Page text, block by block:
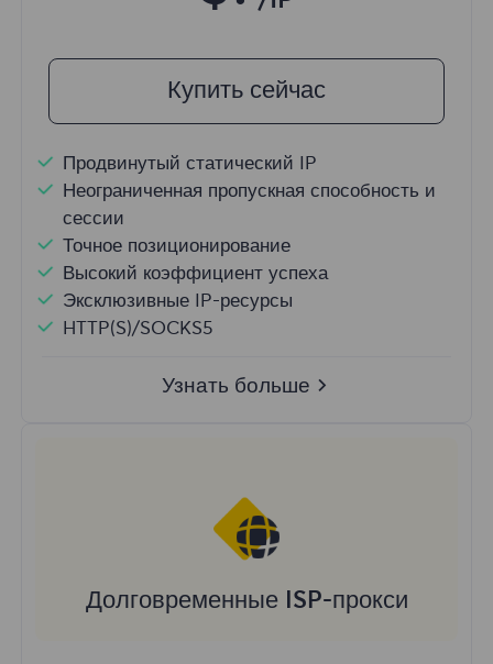
Купить сейчас
Продвинутый статический IP
Неограниченная пропускная способность и
сессии
Точное позиционирование
Высокий коэффициент успеха
Эксклюзивные IP-ресурсы
HTTP(S)/SOCKS5
Узнать больше
Долговременные ISP-прокси